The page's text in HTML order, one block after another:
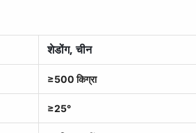
शेडोंग, चीन
≥500 किग्रा
≥25°